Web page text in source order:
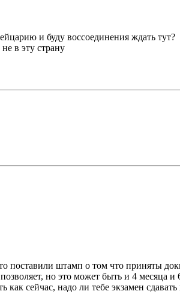
и буду воссоединения ждать тут?
в эту страну
поставили штамп о том что приняты
но это может быть и 4 месяца и
как сейчас, надо ли тебе экзамен